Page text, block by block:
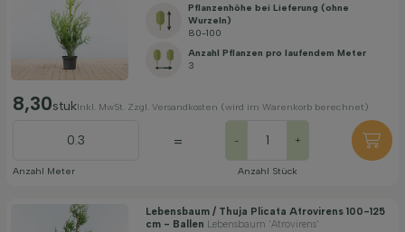
Pflanzenhöhe bei Lieferung (ohne
Wurzeln)
80-100
Anzahl Pflanzen pro laufendem Meter
3
8,30stukInkl. MwSt. Zzgl. Versandkosten (wird im Warenkorb berechnet)
Anzahl Meter
= - +
Anzahl Stück
Lebensbaum / Thuja Plicata Atrovirens 100-125
cm - Ballen Lebensbaum 'Atrovirens'